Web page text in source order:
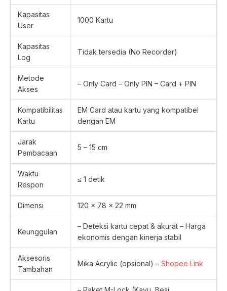
Kapasitas
User
1000 Kartu
Kapasitas
Log
Tidak tersedia (No Recorder)
Metode
Akses
– Only Card – Only PIN – Card + PIN
Kompatibilitas
Kartu
EM Card atau kartu yang kompatibel
dengan EM
Jarak
Pembacaan
5 – 15 cm
Waktu
Respon
≤ 1 detik
Dimensi 120 x 78 x 22 mm
Keunggulan
– Deteksi kartu cepat & akurat – Harga
ekonomis dengan kinerja stabil
Aksesoris
Tambahan
Mika Acrylic (opsional) – Shopee Link